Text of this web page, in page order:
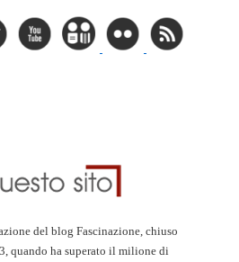
del blog Fascinazione, chiuso
quando ha superato il milione di